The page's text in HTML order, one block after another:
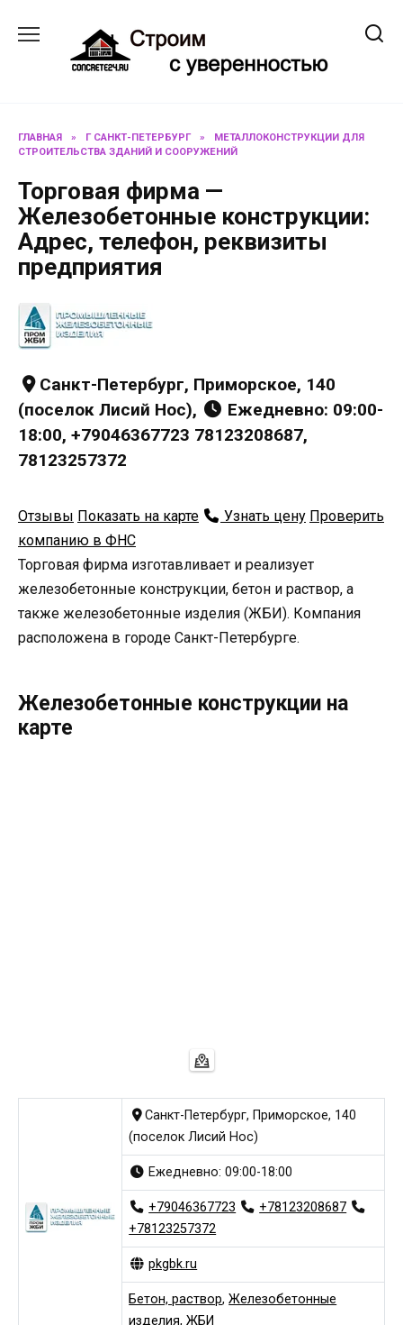
содержанию
ГЛАВНАЯ » Г САНКТ-ПЕТЕРБУРГ »
МЕТАЛЛОКОНСТРУКЦИИ ДЛЯ
СТРОИТЕЛЬСТВА ЗДАНИЙ И СООРУЖЕНИЙ
Торговая фирма —
Железобетонные конструкции:
Адрес, телефон, реквизиты
предприятия
Санкт-Петербург, Приморское, 140
(поселок Лисий Нос),
Ежедневно: 09:00-
18:00, +79046367723 78123208687,
78123257372
Отзывы Показать на карте Узнать цену Проверить
компанию в ФНС
Торговая фирма изготавливает и реализует
железобетонные конструкции, бетон и раствор, а
также железобетонные изделия (ЖБИ). Компания
расположена в городе Санкт-Петербурге.
Железобетонные конструкции на
карте
Санкт-Петербург, Приморское, 140
(поселок Лисий Нос)
Ежедневно: 09:00-18:00
+79046367723
+78123208687
+78123257372
pkgbk.ru
Бетон, раствор,Железобетонные
изделия, ЖБИ